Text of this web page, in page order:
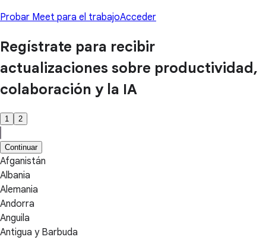
Probar Meet para el trabajoAcceder
Regístrate para recibir
actualizaciones sobre productividad,
colaboración y la IA
1 2
Continuar
Afganistán
Albania
Alemania
Andorra
Anguila
Antigua y Barbuda